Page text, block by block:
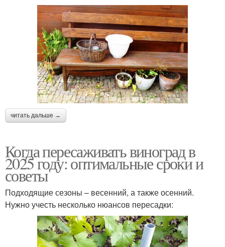
читать дальше →
Когда пересаживать виноград в
2025 году: оптимальные сроки и
советы
Подходящие сезоны – весенний, а также осенний.
Нужно учесть несколько нюансов пересадки: